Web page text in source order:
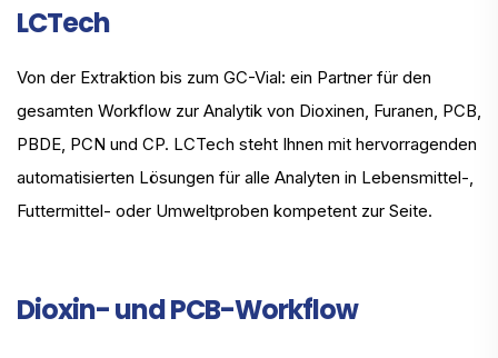
LCTech
Von der Extraktion bis zum GC-Vial: ein Partner für den
gesamten Workflow zur Analytik von Dioxinen, Furanen, PCB,
PBDE, PCN und CP. LCTech steht Ihnen mit hervorragenden
automatisierten Lösungen für alle Analyten in Lebensmittel-,
Futtermittel- oder Umweltproben kompetent zur Seite.
Dioxin- und PCB-Workflow